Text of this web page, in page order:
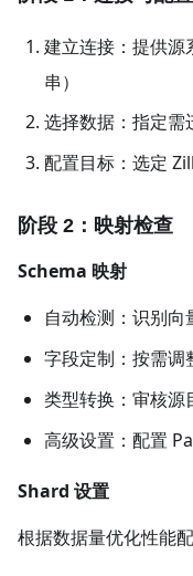
建立连接：提供源
串）
选择数据：指定
配置目标：选定
阶段 2：映射检查
Schema 映射
自动检测：识别
字段定制：按需调
类型转换：审核源
高级设置：配置
Shard 设置
根据数据量优化性能配